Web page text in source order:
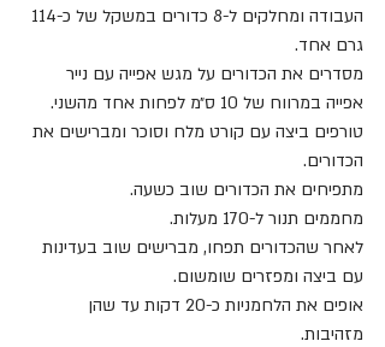
גרם אחד.
מסדרים את הכדורים על מגש אפייה עם נייר
אפייה במרווח של 10 ס״מ לפחות אחד מהשני.
טורפים ביצה עם קורט מלח וסוכר ומברישים את
הכדורים.
מתפיחים את הכדורים שוב כשעה.
מחממים תנור ל-170 מעלות.
לאחר שהכדורים תפחו, מברישים שוב בעדינות
עם ביצה ומפזרים שומשום.
אופים את הלחמניות כ-20 דקות עד שהן
מזהיבות.